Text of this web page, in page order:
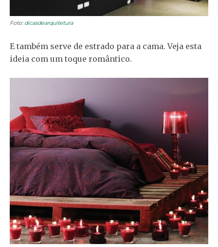
Foto: dicasdearquitetura
E também serve de estrado para a cama. Veja esta
ideia com um toque romântico.